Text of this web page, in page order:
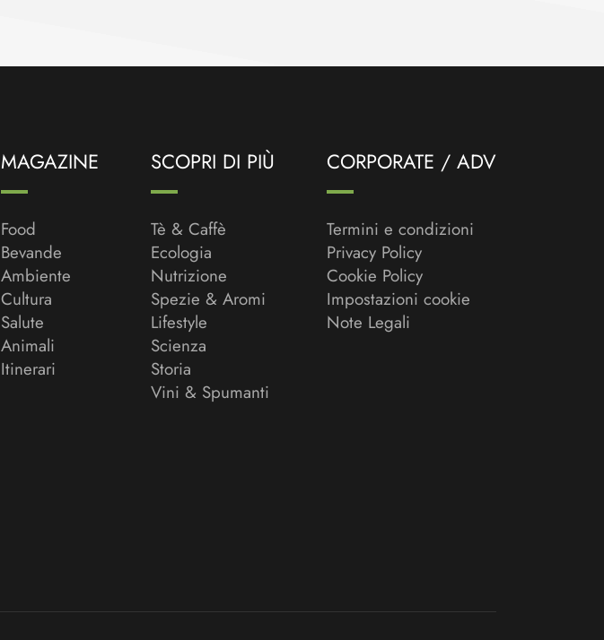
MAGAZINE
Food
Bevande
Ambiente
Cultura
Salute
Animali
Itinerari
SCOPRI DI PIÙ
Tè & Caffè
Ecologia
Nutrizione
Spezie & Aromi
Lifestyle
Scienza
Storia
Vini & Spumanti
CORPORATE / ADV
Termini e condizioni
Privacy Policy
Cookie Policy
Impostazioni cookie
Note Legali